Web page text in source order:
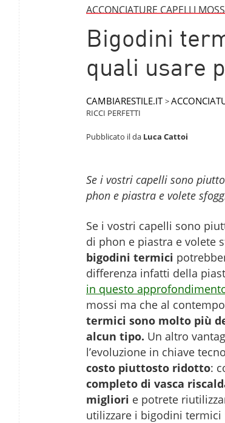
ACCONCIATURE CAPELLI
Bigodini
quali usare
CAMBIARESTILE.IT >
RICCI PERFETTI
Pubblicato ilda Luca Cattoi
Se i vostri capelli sono
phon e piastra e volete
Se i vostri capelli sono
di phon e piastra e volete
bigodini termici
differenza infatti della
in questo
mossi ma che al
termici sono molto più
alcun tipo. Un altro
l’evoluzione in chiave
costo piuttosto ridotto:
completo di vasca
migliori e potrete
utilizzare i bigodini